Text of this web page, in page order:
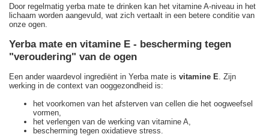
Door regelmatig yerba mate te drinken kan het vitamine A-niveau in het
lichaam worden aangevuld, wat zich vertaalt in een betere conditie van
onze ogen.
Yerba mate en vitamine E - bescherming tegen
"veroudering" van de ogen
Een ander waardevol ingrediënt in Yerba mate is vitamine E. Zijn
werking in de context van ooggezondheid is:
het voorkomen van het afsterven van cellen die het oogweefsel
vormen,
het verlengen van de werking van vitamine A,
bescherming tegen oxidatieve stress.